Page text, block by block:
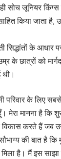
सोच जूनियर
किया जाता है,
सिद्धांतों के
के छात्रों को
के लिए
मेरा मानना है कि
करते हैं जब
की बात है
है। मैं इस